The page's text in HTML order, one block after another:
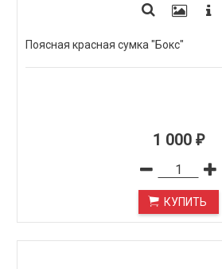
Поясная красная сумка "Бокс"
1 000 ₽
КУПИТЬ